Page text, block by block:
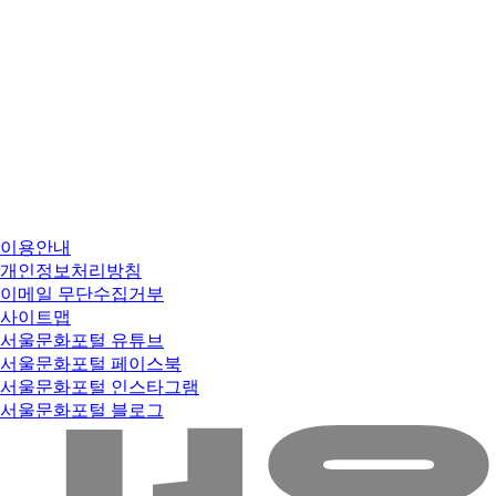
이용안내
개인정보처리방침
이메일 무단수집거부
사이트맵
서울문화포털 유튜브
서울문화포털 페이스북
서울문화포털 인스타그램
서울문화포털 블로그